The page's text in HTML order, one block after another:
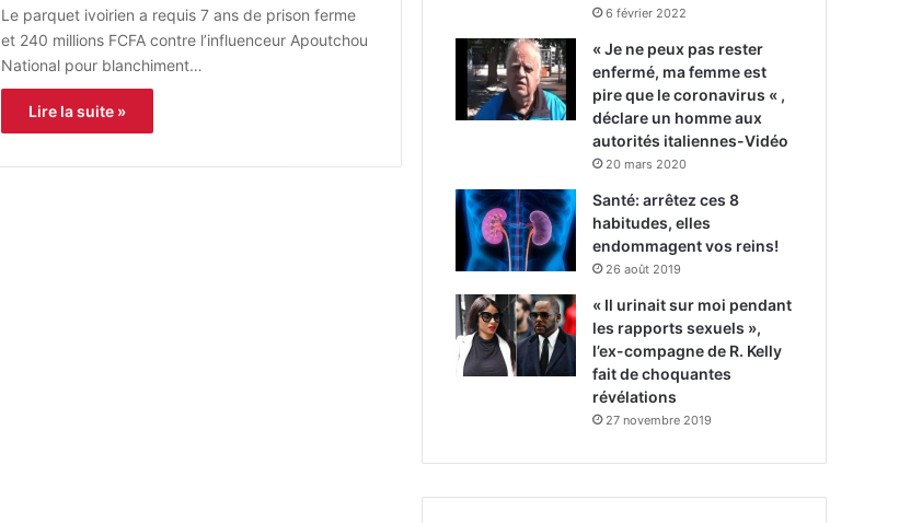
Le parquet ivoirien a requis 7 ans de prison ferme
et 240 millions FCFA contre l’influenceur Apoutchou
National pour blanchiment…
Lire la suite »
6 février 2022
« Je ne peux pas rester
enfermé, ma femme est
pire que le coronavirus « ,
déclare un homme aux
autorités italiennes-Vidéo
20 mars 2020
Santé: arrêtez ces 8
habitudes, elles
endommagent vos reins!
26 août 2019
« Il urinait sur moi pendant
les rapports sexuels »,
l’ex-compagne de R. Kelly
fait de choquantes
révélations
27 novembre 2019